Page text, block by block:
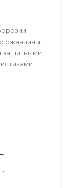
ржавчины,
защитными